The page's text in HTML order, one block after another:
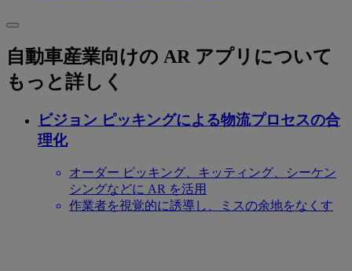
自動車産業向けの AR アプリについて
もっと詳しく
ビジョン ピッキングによる物流プロセスの合
理化
オーダー ピッキング、キッティング、シーケン
シングなどに AR を活用
作業者を視覚的に誘導し、ミスの余地をなくす